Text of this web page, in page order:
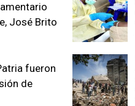
José Brito
fueron
de